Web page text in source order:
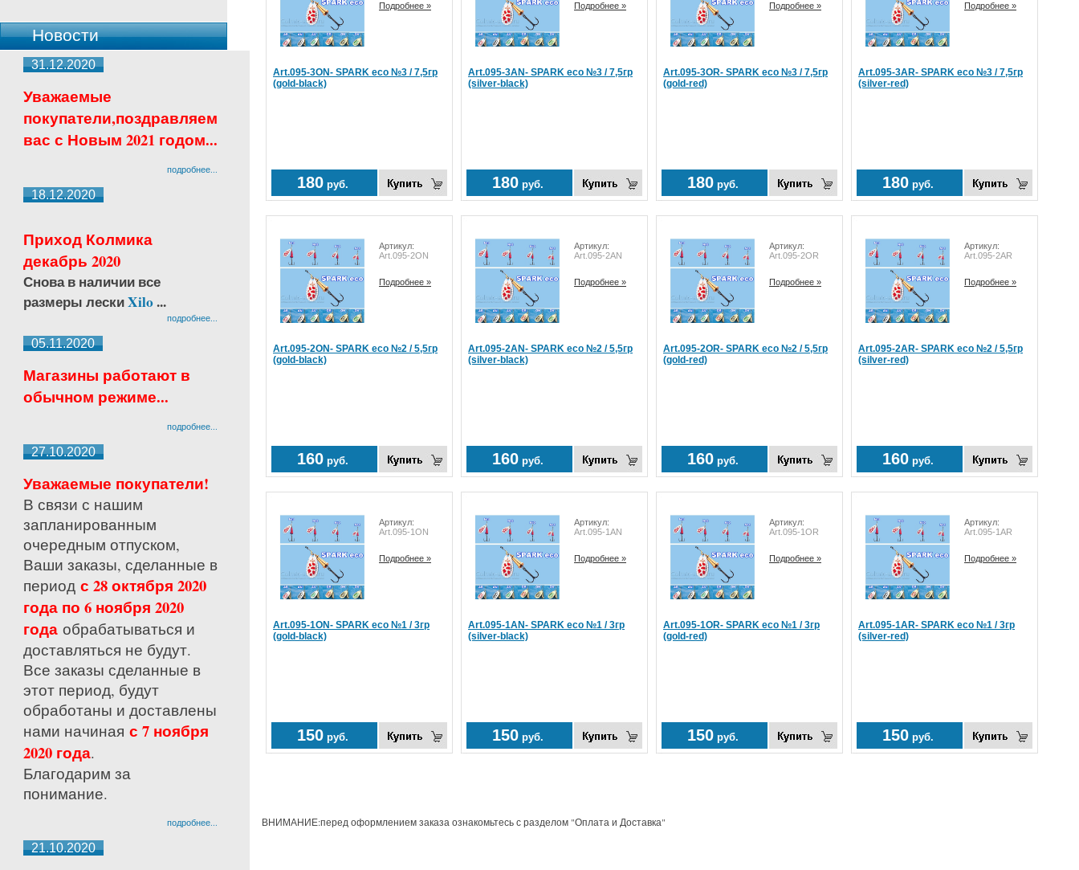
Новости
31.12.2020
Уважаемые
покупатели,поздравляем
вас с Новым 2021 годом...
подробнее...
18.12.2020
Приход Колмика
декабрь 2020
Снова в наличии все
размеры лескиXilo...
подробнее...
05.11.2020
Магазины работают в
обычном режиме...
подробнее...
27.10.2020
Уважаемые покупатели!
В связи с нашим
запланированным
очередным отпуском,
Ваши заказы, сделанные в
период с 28 октября 2020
года по 6 ноября 2020
года обрабатываться и
доставляться не будут.
Все заказы сделанные в
этот период, будут
обработаны и доставлены
нами начиная с 7 ноября
2020 года.
Благодарим за
понимание.
подробнее...
21.10.2020
Подробнее »
Art.095-3ON- SPARK eco №3 / 7,5гр
(gold-black)
180 руб.
Подробнее »
Art.095-3AN- SPARK eco №3 / 7,5гр
(silver-black)
180 руб.
Подробнее »
Art.095-3OR- SPARK eco №3 / 7,5гр
(gold-red)
180 руб.
Подробнее »
Art.095-3AR- SPARK eco №3 / 7,5гр
(silver-red)
180 руб.
Артикул:
Art.095-2ON
Подробнее »
Art.095-2ON- SPARK eco №2 / 5,5гр
(gold-black)
160 руб.
Артикул:
Art.095-2AN
Подробнее »
Art.095-2AN- SPARK eco №2 / 5,5гр
(silver-black)
160 руб.
Артикул:
Art.095-2OR
Подробнее »
Art.095-2OR- SPARK eco №2 / 5,5гр
(gold-red)
160 руб.
Артикул:
Art.095-2AR
Подробнее »
Art.095-2AR- SPARK eco №2 / 5,5гр
(silver-red)
160 руб.
Артикул:
Art.095-1ON
Подробнее »
Art.095-1ON- SPARK eco №1 / 3гр
(gold-black)
150 руб.
Артикул:
Art.095-1AN
Подробнее »
Art.095-1AN- SPARK eco №1 / 3гр
(silver-black)
150 руб.
Артикул:
Art.095-1OR
Подробнее »
Art.095-1OR- SPARK eco №1 / 3гр
(gold-red)
150 руб.
Артикул:
Art.095-1AR
Подробнее »
Art.095-1AR- SPARK eco №1 / 3гр
(silver-red)
150 руб.
ВНИМАНИЕ:перед оформлением заказа ознакомьтесь с разделом "Оплата и Доставка"